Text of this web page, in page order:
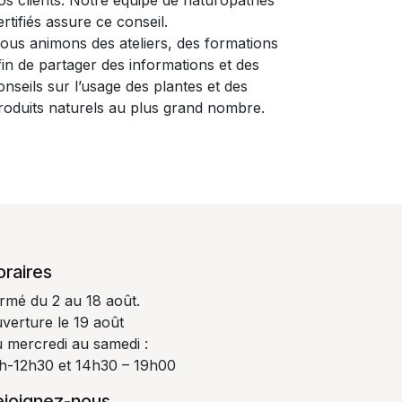
assure ce conseil.
animons des ateliers, des formations
de partager des informations et des
sur l’usage des plantes et des
naturels au plus grand nombre.
du 2 au 18 août.
le 19 août
mercredi au samedi :
12h30 et 14h30 – 19h00